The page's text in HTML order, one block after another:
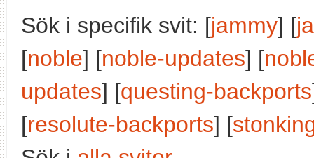
Sök i specifik svit: [jammy] [
[noble] [noble-updates] [
updates] [questing-backports
[resolute-backports] [